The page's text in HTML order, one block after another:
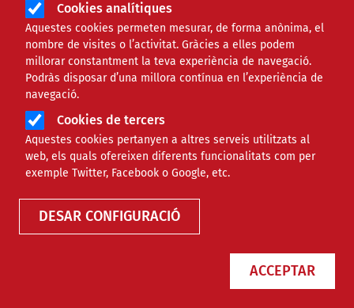
Cookies analítiques
Aquestes cookies permeten mesurar, de forma anònima, el
nombre de visites o l’activitat. Gràcies a elles podem
millorar constantment la teva experiència de navegació.
Podràs disposar d’una millora contínua en l’experiència de
navegació.
Cookies de tercers
Aquestes cookies pertanyen a altres serveis utilitzats al
web, els quals ofereixen diferents funcionalitats com per
exemple Twitter, Facebook o Google, etc.
DESAR CONFIGURACIÓ
ACCEPTAR
Escoltes Catalans celebra 50
anys deixant petjada amb ‘La
Gran Fularada’
Comparteix
04/06/2025